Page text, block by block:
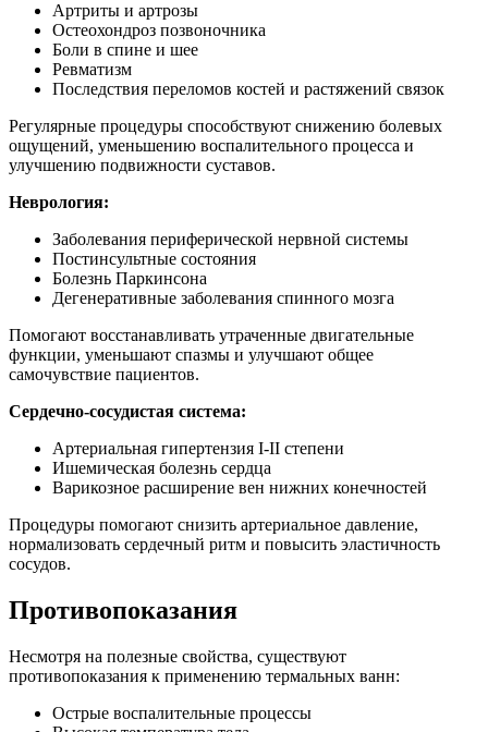
Артриты и артрозы
Остеохондроз позвоночника
Боли в спине и шее
Ревматизм
Последствия переломов костей и растяжений связок
Регулярные процедуры способствуют снижению болевых
ощущений, уменьшению воспалительного процесса и
улучшению подвижности суставов.
Неврология:
Заболевания периферической нервной системы
Постинсультные состояния
Болезнь Паркинсона
Дегенеративные заболевания спинного мозга
Помогают восстанавливать утраченные двигательные
функции, уменьшают спазмы и улучшают общее
самочувствие пациентов.
Сердечно-сосудистая система:
Артериальная гипертензия I-II степени
Ишемическая болезнь сердца
Варикозное расширение вен нижних конечностей
Процедуры помогают снизить артериальное давление,
нормализовать сердечный ритм и повысить эластичность
сосудов.
Противопоказания
Несмотря на полезные свойства, существуют
противопоказания к применению термальных ванн:
Острые воспалительные процессы